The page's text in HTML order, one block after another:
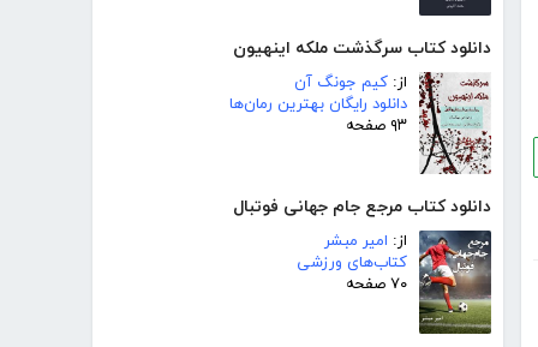
دانلود کتاب سرگذشت ملکه اینهیون
از: کیم جونگ آن
دانلود رایگان بهترین رمان‌ها
۹۳ صفحه
دانلود کتاب مرجع جام جهانی فوتبال
از: امیر مبشر
کتاب‌های ورزشی
۷۰ صفحه